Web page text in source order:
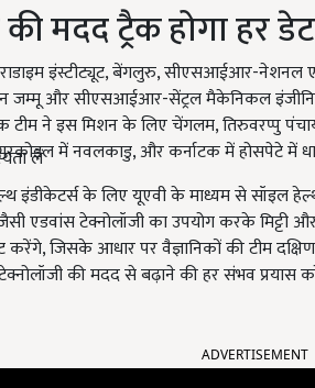
लें
मदद ट्रैक होगा हर
इंस्टीट्यूट, बेंगलुरु, सीएसआईआर-नेशनल
जम्मू और सीएसआईआर-सेंट्रल मैकेनिकल
टीम ने इस मिशन के लिए चेंगलम, तिरुवरप्पु
में नवलकाडु, और कर्नाटक में होसपेटे में
इंडीकेटर्स के लिए यूएवी के माध्यम से सॉइल
एडवांस टेक्नोलॉजी का उपयोग करके
जिसके आधार पर वैज्ञानिकों की टीम
की मदद से बढ़ाने की हर संभव प्रयास
ADVERTISEMENT